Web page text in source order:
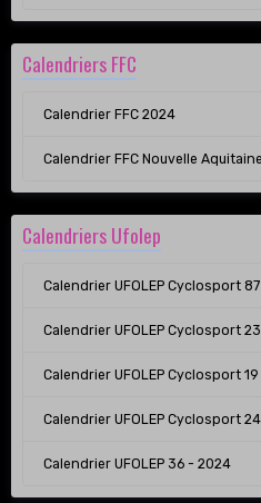
Calendriers FFC
Calendrier FFC 2024
Calendrier FFC Nouvelle Aquitaine
Calendriers Ufolep
Calendrier UFOLEP Cyclosport
Calendrier UFOLEP Cyclosport
Calendrier UFOLEP Cyclosport
Calendrier UFOLEP Cyclosport
Calendrier UFOLEP 36 - 2024